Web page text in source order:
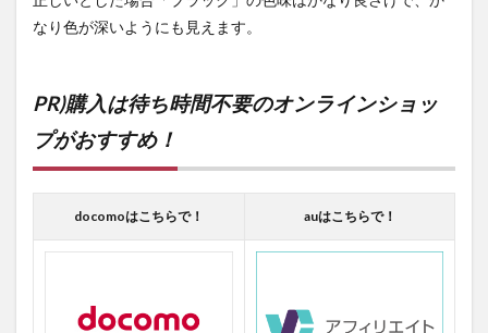
なり色が深いようにも見えます。
PR)購入は待ち時間不要のオンラインショッ
プがおすすめ！
docomoはこちらで！ auはこちらで！